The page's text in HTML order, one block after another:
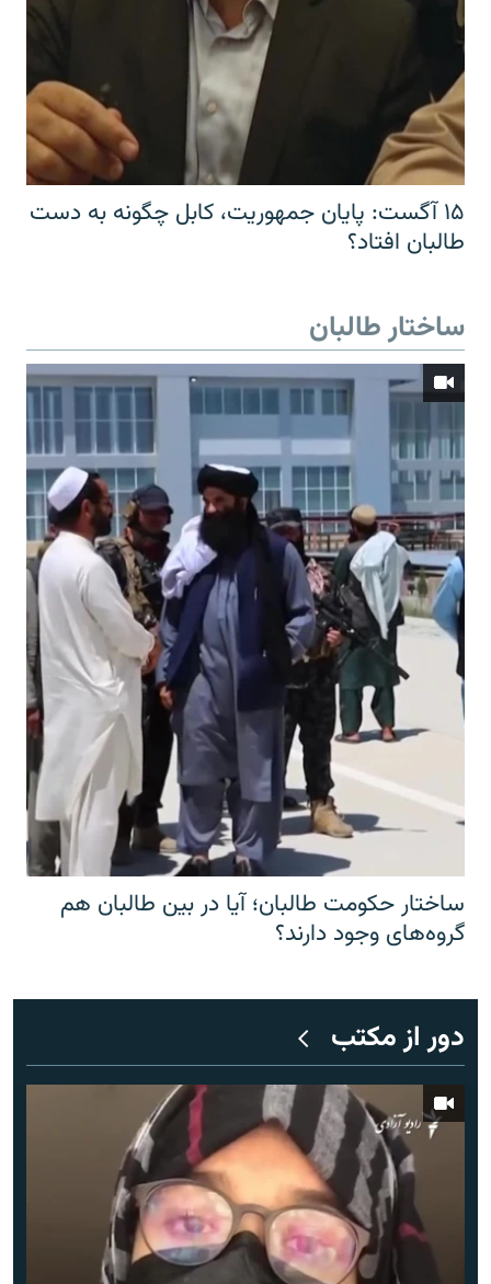
۱۵ آگست: پایان جمهوریت، کابل چگونه به دست
طالبان افتاد؟
ساختار طالبان
ساختار حکومت طالبان؛ آیا در بین طالبان هم
گروه‌های وجود دارند؟
دور از مکتب